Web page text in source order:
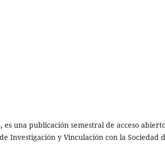
es una publicación semestral de acceso
Investigación y Vinculación con la Sociedad